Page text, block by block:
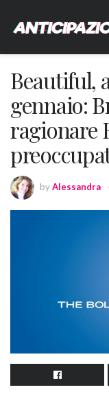
Beautiful,
gennaio:
ragionare
byAlessandra